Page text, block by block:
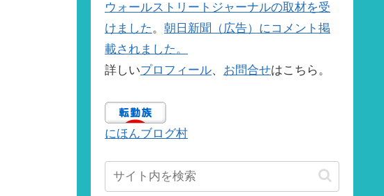
ウォールストリートジャーナルの取材を受
けました。 朝日新聞（広告）にコメント掲
載されました。
詳しいプロフィール、 お問合せはこちら。
にほんブログ村